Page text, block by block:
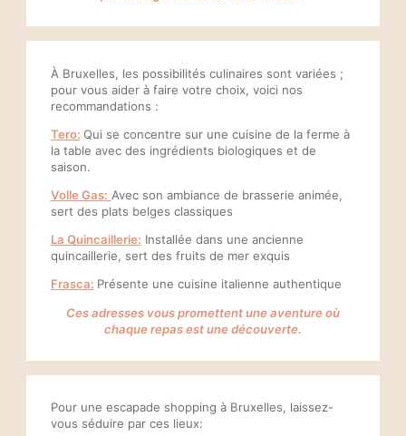
À Bruxelles, les possibilités culinaires sont variées ;
pour vous aider à faire votre choix, voici nos
recommandations :
Tero: Qui se concentre sur une cuisine de la ferme à
la table avec des ingrédients biologiques et de
saison.
Volle Gas: Avec son ambiance de brasserie animée,
sert des plats belges classiques
La Quincaillerie: Installée dans une ancienne
quincaillerie, sert des fruits de mer exquis
Frasca: Présente une cuisine italienne authentique
Ces adresses vous promettent une aventure où
chaque repas est une découverte.
Pour une escapade shopping à Bruxelles, laissez-
vous séduire par ces lieux:
Chambres
Made in Breakfast
Services